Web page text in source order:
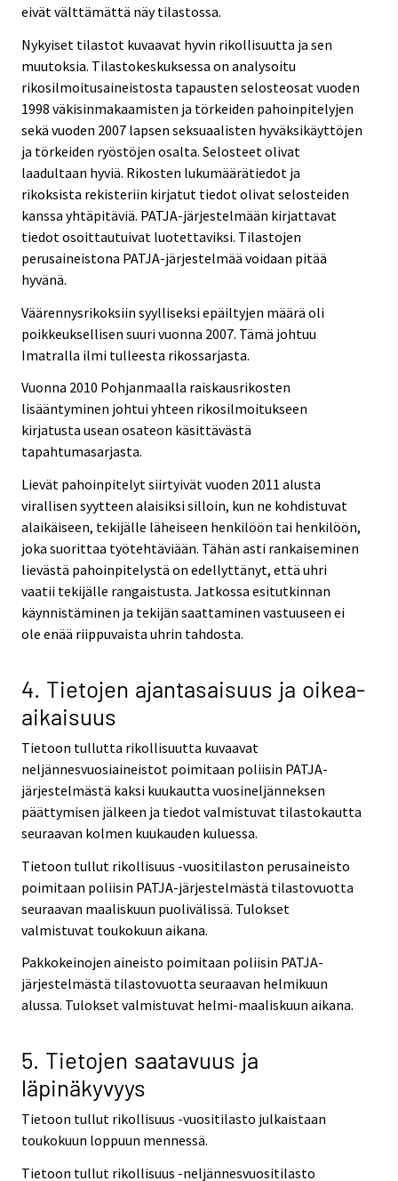
eivät välttämättä näy tilastossa.
Nykyiset tilastot kuvaavat hyvin rikollisuutta ja sen
muutoksia. Tilastokeskuksessa on analysoitu
rikosilmoitusaineistosta tapausten selosteosat vuoden
1998 väkisinmakaamisten ja törkeiden pahoinpitelyjen
sekä vuoden 2007 lapsen seksuaalisten hyväksikäyttöjen
ja törkeiden ryöstöjen osalta. Selosteet olivat
laadultaan hyviä. Rikosten lukumäärätiedot ja
rikoksista rekisteriin kirjatut tiedot olivat selosteiden
kanssa yhtäpitäviä. PATJA-järjestelmään kirjattavat
tiedot osoittautuivat luotettaviksi. Tilastojen
perusaineistona PATJA-järjestelmää voidaan pitää
hyvänä.
Väärennysrikoksiin syylliseksi epäiltyjen määrä oli
poikkeuksellisen suuri vuonna 2007. Tämä johtuu
Imatralla ilmi tulleesta rikossarjasta.
Vuonna 2010 Pohjanmaalla raiskausrikosten
lisääntyminen johtui yhteen rikosilmoitukseen
kirjatusta usean osateon käsittävästä
tapahtumasarjasta.
Lievät pahoinpitelyt siirtyivät vuoden 2011 alusta
virallisen syytteen alaisiksi silloin, kun ne kohdistuvat
alaikäiseen, tekijälle läheiseen henkilöön tai henkilöön,
joka suorittaa työtehtäviään. Tähän asti rankaiseminen
lievästä pahoinpitelystä on edellyttänyt, että uhri
vaatii tekijälle rangaistusta. Jatkossa esitutkinnan
käynnistäminen ja tekijän saattaminen vastuuseen ei
ole enää riippuvaista uhrin tahdosta.
4. Tietojen ajantasaisuus ja oikea-
aikaisuus
Tietoon tullutta rikollisuutta kuvaavat
neljännesvuosiaineistot poimitaan poliisin PATJA-
järjestelmästä kaksi kuukautta vuosineljänneksen
päättymisen jälkeen ja tiedot valmistuvat tilastokautta
seuraavan kolmen kuukauden kuluessa.
Tietoon tullut rikollisuus -vuositilaston perusaineisto
poimitaan poliisin PATJA-järjestelmästä tilastovuotta
seuraavan maaliskuun puolivälissä. Tulokset
valmistuvat toukokuun aikana.
Pakkokeinojen aineisto poimitaan poliisin PATJA-
järjestelmästä tilastovuotta seuraavan helmikuun
alussa. Tulokset valmistuvat helmi-maaliskuun aikana.
5. Tietojen saatavuus ja
läpinäkyvyys
Tietoon tullut rikollisuus -vuositilasto julkaistaan
toukokuun loppuun mennessä.
Tietoon tullut rikollisuus -neljännesvuositilasto